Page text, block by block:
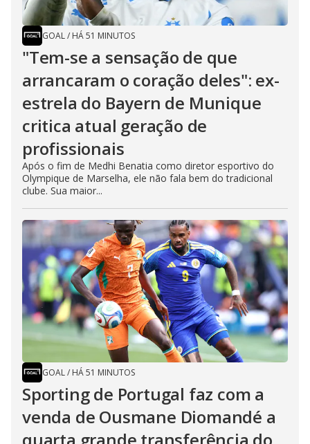
GOAL/ HÁ 51 MINUTOS
"Tem-se a sensação de que
arrancaram o coração deles": ex-
estrela do Bayern de Munique
critica atual geração de
profissionais
Após o fim de Medhi Benatia como diretor esportivo do
Olympique de Marselha, ele não fala bem do tradicional
clube. Sua maior...
GOAL/ HÁ 51 MINUTOS
Sporting de Portugal faz com a
venda de Ousmane Diomandé a